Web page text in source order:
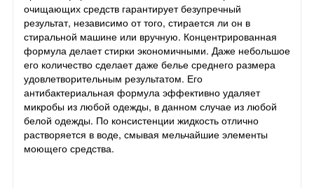
очищающих средств гарантирует безупречный
результат, независимо от того, стирается ли он в
стиральной машине или вручную. Концентрированная
формула делает стирки экономичными. Даже небольшое
его количество сделает даже белье среднего размера
удовлетворительным результатом. Его
антибактериальная формула эффективно удаляет
микробы из любой одежды, в данном случае из любой
белой одежды. По консистенции жидкость отлично
растворяется в воде, смывая мельчайшие элементы
моющего средства.